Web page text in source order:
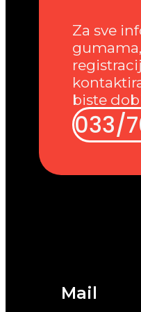
Mail
Za sve
biste
033/